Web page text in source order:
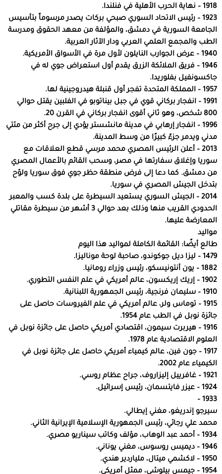
1918 – نهاية الحرب الأهلية في فنلندا.
1923 – رئيس الاتحاد السوري صبحي بركات يصدر مرسوماً بتأسيس
الجامعة السورية في دمشق، والمؤلفة من معهد الحقوق ومدرسة
الطب والمجمع العلمي العربي ودار الآثار العربية.
1940 – عرض الجوارب النايلون لأول مرة في الأسواق الأمريكية.
1946 – فريق الملائكة الزرق يقدم أول استعراض جوي له في
جاكسونفيل بفلوريدا.
1957 – المملكة المتحدة تفجر أول قنبلة هيدروجينية لها.
1991 – انفجار بركاني قوي في جبل بيناتوبو في الفلبين يقتل حوالي
800 شخص، وهو ثاني أقوى انفجار بركاني في القرن 20.
1996 – انفجار إرهابي في مدينة مانشستر يؤدي إلى جرح أكثر من مئتي
مدني ويدمر جزءً كبيرًا من وسط المدينة.
2013 – أعلن الرئيس المصري محمد مرسي قطع العلاقات مع
سوريا وإغلاق سفارتها في مصر، وسحب القائم بالأعمال المصري
من دمشق. كما دعا إلى فرض منطقة حظر جوي فوق سوريا ولوّح
بتدخل الجيش المصري في سوريا.
2014 – الجيش السوري يستعيد السيطرة على بلدة كسب والمعبر
الحدودي القريب منها وذلك بعد حوالي 3 أشهر من سيطرة مقاتلي
المعارضة عليها.
مواليد
طالع أيضًا: القائمة الكاملة لمواليد هذا اليوم
1479 – ليزا ديل جوكوندو، صاحبة لوحة موناليزا.
1882 – يون أنتونيسكو، رئيس وزراء رومانيا.
1902 – إريك إريكسون، عالم أمريكي في علم النفس التطوري.
1910 – سليمان فرنجية، رئيس الجمهورية اللبنانية.
1915 – توماس ولر، عالم أمريكي في علم الفيروسات حاصل على
جائزة نوبل في الطب عام 1954.
1916 – هيربرت سيمون، اقتصادي أمريكي حاصل على جائزة نوبل في
العلوم الاقتصادية عام 1978.
1917 – جون فين، عالم كيمياء أمريكي حاصل على جائزة نوبل في
الكيمياء عام 2002.
1921 – غافرييل إليزاروف، جراح عظام روسي.
1924 – عيزر فايتسمان، رئيس إسرائيل.
1933 –
سيرجو إندريغو، مغني إيطالي.
محمد علي رجائي، رئيس الجمهورية الإسلامية الإيرانية الثاني.
1934 – أحمد عبد الوهاب، مؤلف وكاتب سيناريو مصري.
1946 – ديميس روسوس، مغني يوناني.
1950 – لاكشمي ميتال، ملياردير هندي.
1954 – جيمس بيلوشي، ممثل أمريكي.